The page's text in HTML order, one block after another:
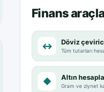
Finans
↔ Döviz
Tüm tutarları
◆ Altın
Gram ve ziynet